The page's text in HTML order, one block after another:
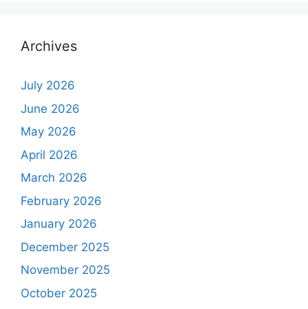
Archives
July 2026
June 2026
May 2026
April 2026
March 2026
February 2026
January 2026
December 2025
November 2025
October 2025